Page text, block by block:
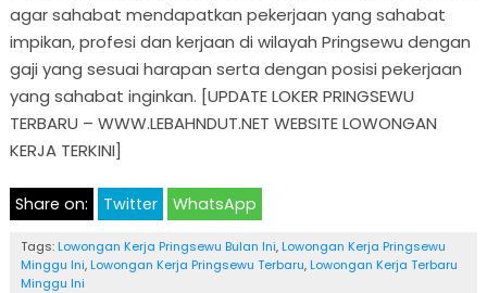
agar sahabat mendapatkan pekerjaan yang sahabat
impikan, profesi dan kerjaan di wilayah Pringsewu dengan
gaji yang sesuai harapan serta dengan posisi pekerjaan
yang sahabat inginkan. [UPDATE LOKER PRINGSEWU
TERBARU – WWW.LEBAHNDUT.NET WEBSITE LOWONGAN
KERJA TERKINI]
Share on: Twitter WhatsApp
Tags: Lowongan Kerja Pringsewu Bulan Ini, Lowongan Kerja Pringsewu
Minggu Ini, Lowongan Kerja Pringsewu Terbaru, Lowongan Kerja Terbaru
Minggu Ini